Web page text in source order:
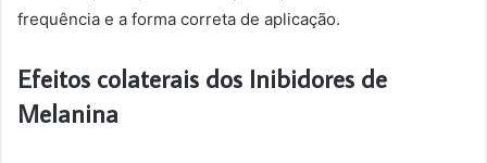
frequência e a forma correta de aplicação.
Efeitos colaterais dos Inibidores de
Melanina